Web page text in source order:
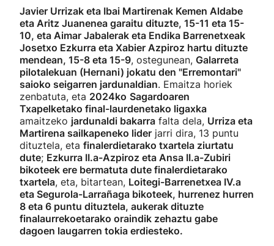
Javier Urrizak eta Ibai Martirenak Kemen Aldabe
eta Aritz Juanenea garaitu dituzte, 15-11 eta 15-
10, eta Aimar Jabalerak eta Endika Barrenetxeak
Josetxo Ezkurra eta Xabier Azpiroz hartu dituzte
mendean, 15-8 eta 15-9, ostegunean, Galarreta
pilotalekuan (Hernani) jokatu den "Erremontari"
saioko seigarren jardunaldian. Emaitza horiek
zenbatuta, eta 2024ko Sagardoaren
Txapelketako final-laurdenetako ligaxka
amaitzeko jardunaldi bakarra falta dela, Urriza eta
Martirena sailkapeneko lider jarri dira, 13 puntu
dituztela, eta finalerdietarako txartela ziurtatu
dute; Ezkurra II.a-Azpiroz eta Ansa II.a-Zubiri
bikoteek ere bermatuta dute finalerdietarako
txartela, eta, bitartean, Loitegi-Barrenetxea IV.a
eta Segurola-Larrañaga bikoteek, hurrenez hurren
8 eta 6 puntu dituztela, aukerak dituzte
finalaurrekoetarako oraindik zehaztu gabe
dagoen laugarren tokia erdiesteko.